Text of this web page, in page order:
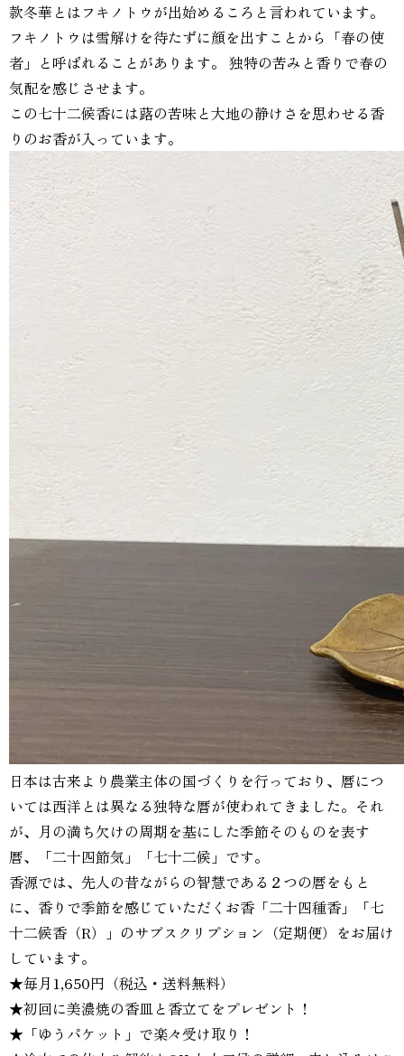
款冬華とはフキノトウが出始めるころと言われています。
フキノトウは雪解けを待たずに顔を出すことから「春の使
者」と呼ばれることがあります。 独特の苦みと香りで春の
気配を感じさせます。
この七十二候香には蕗の苦味と大地の静けさを思わせる香
りのお香が入っています。
日本は古来より農業主体の国づくりを行っており、暦につ
いては西洋とは異なる独特な暦が使われてきました。それ
が、月の満ち欠けの周期を基にした季節そのものを表す
暦、「二十四節気」「七十二候」です。
香源では、先人の昔ながらの智慧である２つの暦をもと
に、香りで季節を感じていただくお香「二十四種香」「七
十二候香（R）」のサブスクリプション（定期便）をお届け
しています。
★毎月1,650円（税込・送料無料）
★初回に美濃焼の香皿と香立てをプレゼント！
★「ゆうパケット」で楽々受け取り！